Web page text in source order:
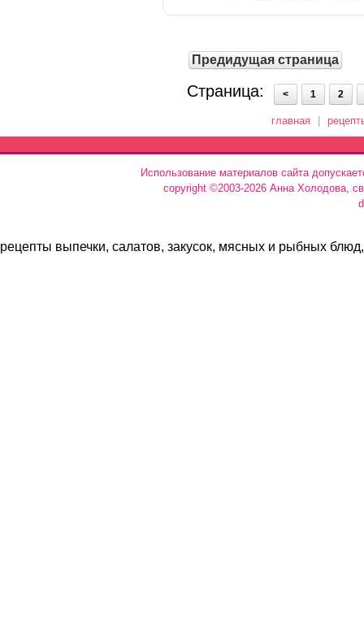
Предидущая страница
Страница: < 1 2
главная
Использование материалов сайта
copyright ©2003-2026 Анна Холодова,
рецепты выпечки, салатов, закусок, мясных и рыбных